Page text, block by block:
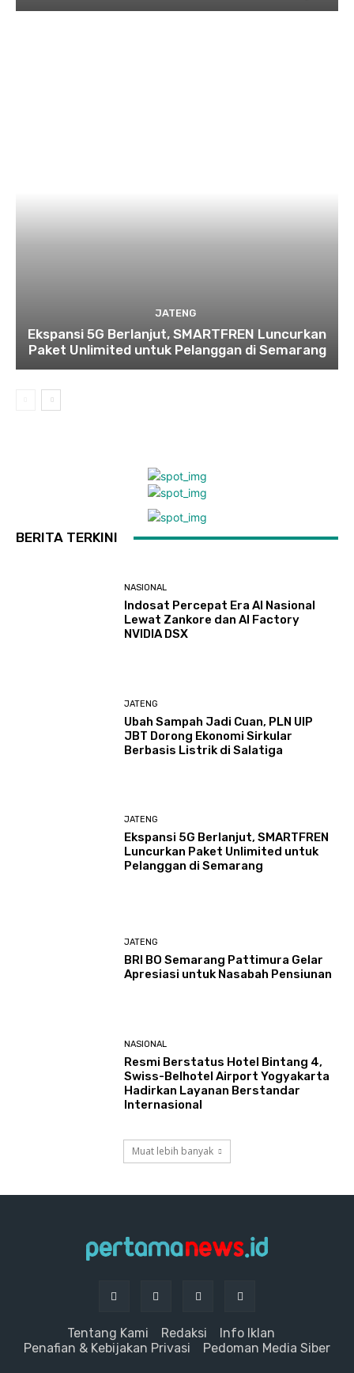
JATENG
Ekspansi 5G Berlanjut, SMARTFREN Luncurkan
Paket Unlimited untuk Pelanggan di Semarang
BERITA TERKINI
NASIONAL
Indosat Percepat Era AI Nasional
Lewat Zankore dan AI Factory
NVIDIA DSX
JATENG
Ubah Sampah Jadi Cuan, PLN UIP
JBT Dorong Ekonomi Sirkular
Berbasis Listrik di Salatiga
JATENG
Ekspansi 5G Berlanjut, SMARTFREN
Luncurkan Paket Unlimited untuk
Pelanggan di Semarang
JATENG
BRI BO Semarang Pattimura Gelar
Apresiasi untuk Nasabah Pensiunan
NASIONAL
Resmi Berstatus Hotel Bintang 4,
Swiss-Belhotel Airport Yogyakarta
Hadirkan Layanan Berstandar
Internasional
Muat lebih banyak
Tentang Kami Redaksi
Info Iklan
Penafian & Kebijakan Privasi
Pedoman Media Siber